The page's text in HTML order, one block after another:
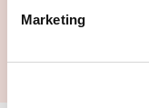
Marketing